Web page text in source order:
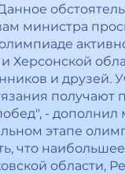
министра
Херсонской
и друзей.
получают
- дополнил
этапе
что
области,